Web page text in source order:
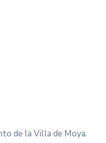
de la Villa de Moya.